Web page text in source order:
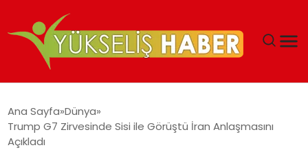
MALIYETLERINI AZALTIYOR’
Ana Sayfa Dünya
Trump G7 Zirvesinde Sisi ile Görüştü İran Anlaşmasını
Açıkladı